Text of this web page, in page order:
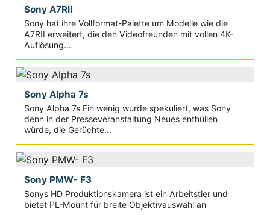
Sony A7RII
Sony hat ihre Vollformat-Palette um Modelle wie die
A7RII erweitert, die den Videofreunden mit vollen 4K-
Auflösung...
Sony Alpha 7s
Sony Alpha 7s Ein wenig wurde spekuliert, was Sony
denn in der Presseveranstaltung Neues enthüllen
würde, die Gerüchte...
Sony PMW- F3
Sonys HD Produktionskamera ist ein Arbeitstier und
bietet PL-Mount für breite Objektivauswahl an